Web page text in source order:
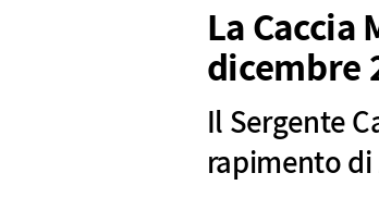
La
dicembre
Il Sergente
rapimento di